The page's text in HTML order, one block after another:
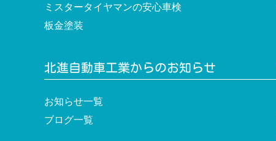
ミスタータイヤマンの安心車検
板金塗装
北進自動車工業からのお知らせ
お知らせ一覧
ブログ一覧